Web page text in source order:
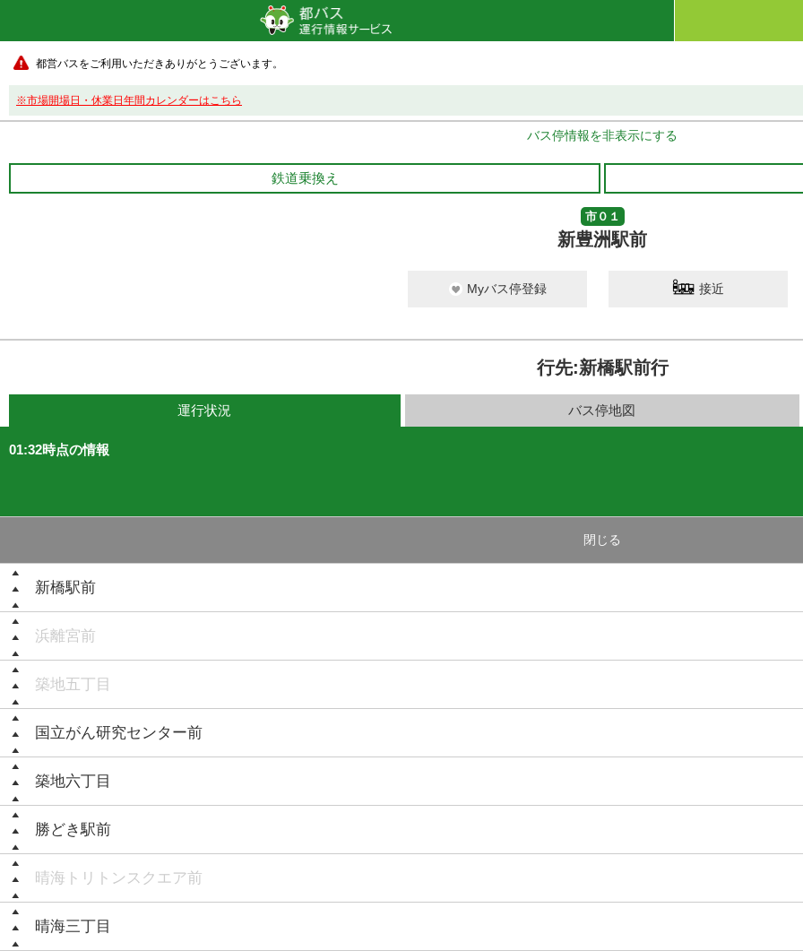
都営バスをご利用いただきありがとうございます。
※市場開場日・休業日年間カレンダーはこちら
バス停情報を非表示にする
鉄道乗換え
市０１
新豊洲駅前
Myバス停登録 接近
行先:新橋駅前行
運行状況 バス停地図
01:32時点の情報
閉じる
新橋駅前
浜離宮前
築地五丁目
国立がん研究センター前
築地六丁目
勝どき駅前
晴海トリトンスクエア前
晴海三丁目